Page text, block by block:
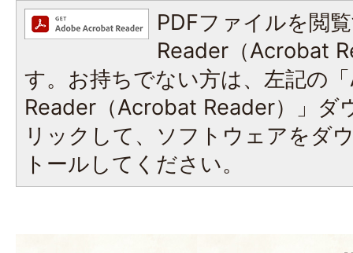
PDFファイルを閲
Reader（Acrobat
す。お持ちでない方は、左記の
Reader（Acrobat Reader）」ダ
リックして、ソフトウェアをダ
トールしてください。